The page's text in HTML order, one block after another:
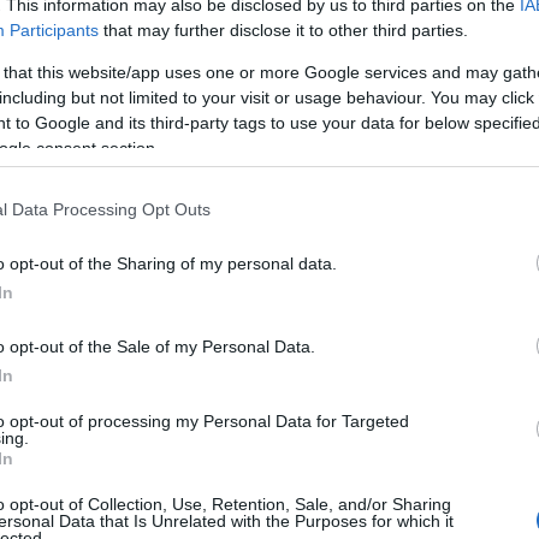
This information may also be disclosed by us to third parties on the
Participants that may further disclose it to other third parties.
that this website/app uses one or more Google services and may
but not limited to your visit or usage behaviour. You may
to Google and its third-party tags to use your data for below
consent section.
Data Processing Opt Outs
opt-out of the Sharing of my personal data.
opt-out of the Sale of my Personal Data.
opt-out of processing my Personal Data for Targeted
opt-out of Collection, Use, Retention, Sale, and/or Sharing
Data that Is Unrelated with the Purposes for which it
manager dellaBenetton Renault,
tecnici riguardanti regole o strategie della
approfittando della pausa estiva, hanno
tutti i problemi e le polemiche legate al
fa Toto Wolf: “Meglio pensare ai problemi
mio ufficio ad agosto”. E in Sardegna ha
delle mete turistiche preferite da
Verstappenha trascorso qui le vacanze con
il Ceo della formula 1 Domenicali e i
“pit stop” in Sardegna ormai fa quasi parte